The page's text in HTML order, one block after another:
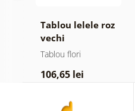
Tablou lelele roz
vechi
Tablou flori
106,65 lei